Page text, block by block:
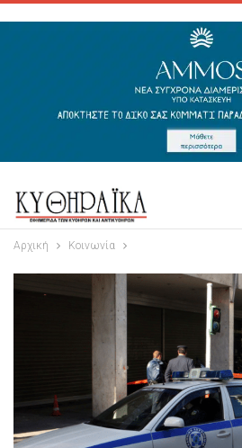
Αρχική Κοινωνία